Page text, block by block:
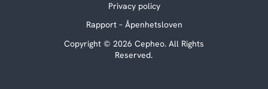
Copyright © 2026 Cepheo. All Rights
Reserved.
Privacy policy
Rapport – Åpenhetsloven